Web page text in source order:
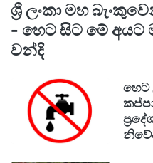
ශ්‍රී ලංකා මහ
- හෙට සිට මේ අයට
වන්දි
හෙට